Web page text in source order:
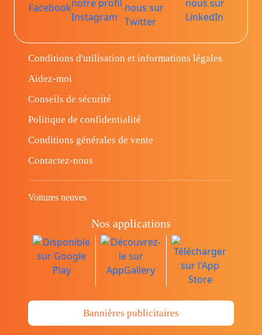
Conditions d'utilisation et informations légales
Aidez-moi
Conseils de sécurité
Politique de confidentialité
Conditions générales de vente
Contactez-nous
Voitures neuves
Nos applications
Bannières publicitaires